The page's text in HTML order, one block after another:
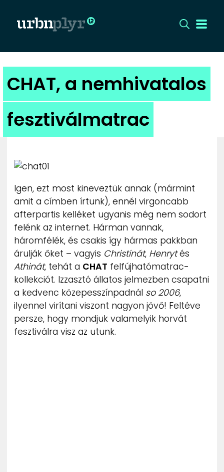
CÍMLAP
DIZÁJN
DIVAT
KULT
UTCA
ZENE
MÉDIAAJÁNLAT
IMPRESSZUM
PR-ARCHÍVUM
ADATKEZELÉSI TÁJÉKOZTATÓ
CHAT, a nemhivatalos
fesztiválmatrac
Igen, ezt most kineveztük annak (mármint
amit a címben írtunk), ennél virgoncabb
afterpartis kelléket ugyanis még nem sodort
felénk az internet. Hárman vannak,
háromfélék, és csakis így hármas pakkban
árulják őket – vagyis Christinát, Henrytés
Athinát, tehát a CHAT felfújhatómatrac-
kollekciót. Izzasztó állatos jelmezben csapatni
a kedvenc közepesszínpadnál so 2006,
ilyennel virítani viszont nagyon jövő! Feltéve
persze, hogy mondjuk valamelyik horvát
fesztiválra visz az utunk.